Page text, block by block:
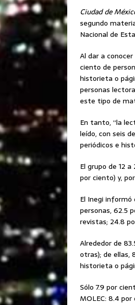
Ciudad de
segundo
Nacional de
Al dar a
ciento de
historieta o
personas
este tipo de
En tanto, “la
leído, con seis
periódicos e
El grupo de 12
por ciento) y,
El Inegi informó
personas, 62.5
revistas; 24.8
Alrededor de
otras); de ellas,
historieta o
Sólo 7.9 por
MOLEC: 8.4